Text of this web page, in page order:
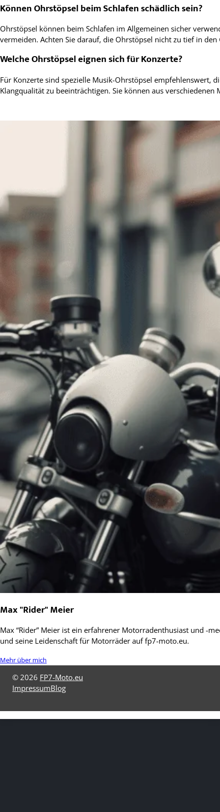
Können Ohrstöpsel beim Schlafen schädlich sein?
Ohrstöpsel können beim Schlafen im Allgemeinen sicher
vermeiden. Achten Sie darauf, die Ohrstöpsel nicht zu tief in
Welche Ohrstöpsel eignen sich für Konzerte?
Für Konzerte sind spezielle Musik-Ohrstöpsel empfehlenswert,
Klangqualität zu beeinträchtigen. Sie können aus
Max "Rider" Meier
Max “Rider” Meier ist ein erfahrener Motorradenthusiast und -
und seine Leidenschaft für Motorräder auf fp7-moto.eu.
Mehr über mich
© 2026 FP7-Moto.eu
ImpressumBlog